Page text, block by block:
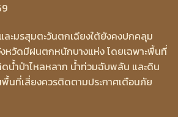
ะมรสุมตะวันตกเฉียงใต้ยังคงปกคลุม
หวัดมีฝนตกหนักบางแห่ง โดยเฉพาะพื้นที่
ดน้ำป่าไหลหลาก น้ำท่วมฉับพลัน และดิน
นที่เสี่ยงควรติดตามประกาศเตือนภัย